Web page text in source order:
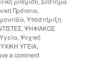
Πρόνοια,
,Υποστήριξη
,ΨΗΦΙΑΚΟΣ
,Ψυχική
ΥΓΕΙΑ,
a comment